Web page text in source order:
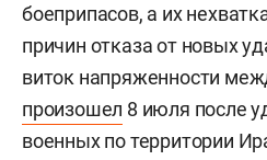
боеприпасов, а их
причин отказа от новых
виток напряженности
произошел 8 июля после
военных по территории